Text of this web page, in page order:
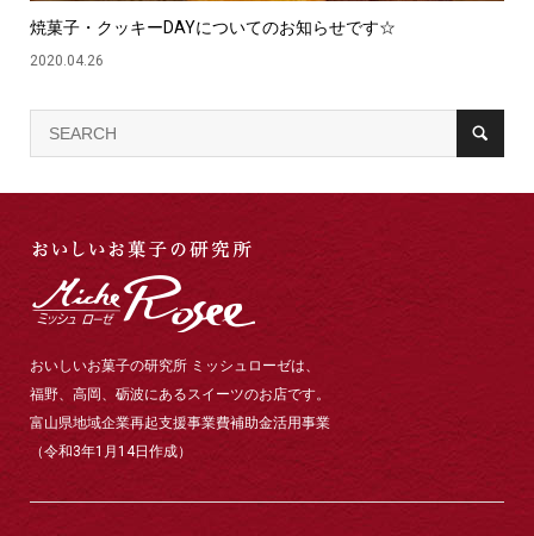
焼菓子・クッキーDAYについてのお知らせです☆
2020.04.26
おいしいお菓子の研究所 ミッシュローゼは、
福野、高岡、砺波にあるスイーツのお店です。
富山県地域企業再起支援事業費補助金活用事業
（令和3年1月14日作成）